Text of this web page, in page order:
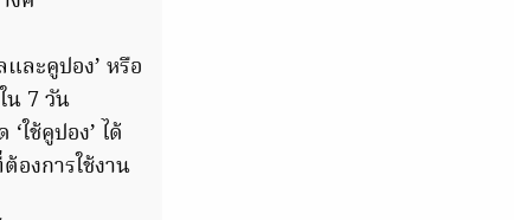
ละคูปอง’ หรือ
น 7 วัน
ใช้คูปอง’ ได้
องการใช้งาน